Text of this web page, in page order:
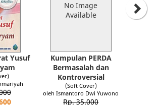
Yusuf
No Image
Available
Kumpulan PERDA
Bermasalah dan
Kontroversial
(Soft Cover)
oleh Ismantoro Dwi Yuwono
Rp. 35.000